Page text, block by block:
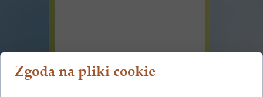
Zgoda na pliki cookie